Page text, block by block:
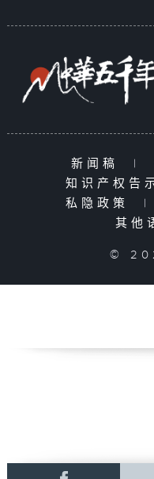
新闻稿 |
知识产权告
私隐政策
|
其他
©